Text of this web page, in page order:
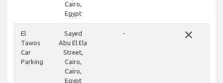
Cairo,
Egypt
El
Tawos
Car
Parking
Sayed
Abu El Ela
Street,
Cairo,
Cairo,
Egypt
- close